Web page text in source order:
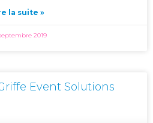
la suite »
2019